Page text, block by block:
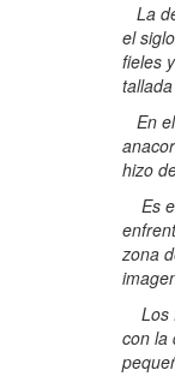
La
el
fieles
En
hizo
Es
zona
Los
con la